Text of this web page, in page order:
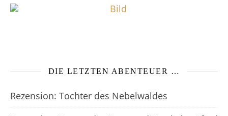
DIE LETZTEN ABENTEUER …
Rezension: Tochter des Nebelwaldes